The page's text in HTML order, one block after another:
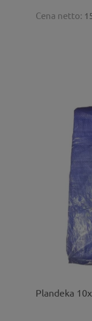
Cena netto:
Plandeka